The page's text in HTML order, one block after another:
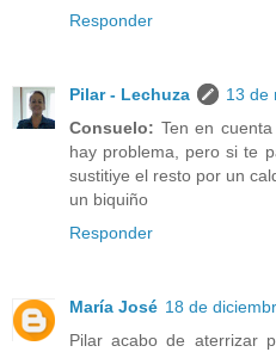
Responder
Pilar - Lechuza
13 de
Consuelo: Ten en
hay problema, pero si te
sustitiye el resto por un
un biquiño
Responder
María José 18 de
Pilar acabo de aterrizar